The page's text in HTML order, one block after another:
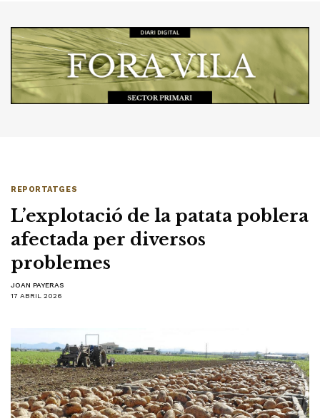
REPORTATGES
L’explotació de la patata poblera
afectada per diversos
problemes
JOAN PAYERAS
17 ABRIL 2026